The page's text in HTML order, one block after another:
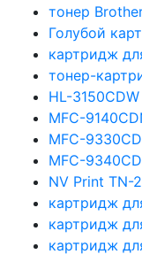
тонер
Голубой
картридж
тонер-
HL-3150CDW
MFC-
MFC-
MFC-
NV Print TN-
картридж
картридж
картридж